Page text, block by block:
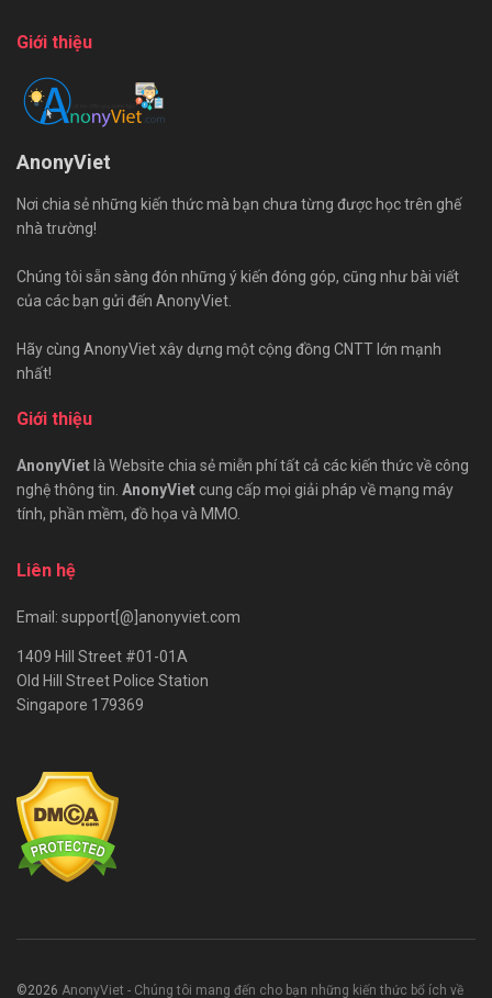
Giới thiệu
AnonyViet
Nơi chia sẻ những kiến thức mà bạn chưa từng được học trên ghế
nhà trường!
Chúng tôi sẵn sàng đón những ý kiến đóng góp, cũng như bài viết
của các bạn gửi đến AnonyViet.
Hãy cùng AnonyViet xây dựng một cộng đồng CNTT lớn mạnh
nhất!
Giới thiệu
AnonyViet là Website chia sẻ miễn phí tất cả các kiến thức về công
nghệ thông tin. AnonyViet cung cấp mọi giải pháp về mạng máy
tính, phần mềm, đồ họa và MMO.
Liên hệ
Email: support[@]anonyviet.com
1409 Hill Street #01-01A
Old Hill Street Police Station
Singapore 179369
©2026 AnonyViet - Chúng tôi mang đến cho bạn những kiến thức bổ ích về